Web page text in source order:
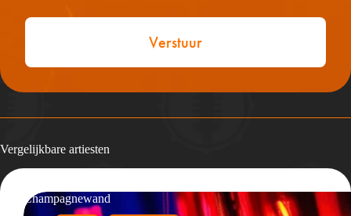
Vergelijkbare artiesten
Champagnewand